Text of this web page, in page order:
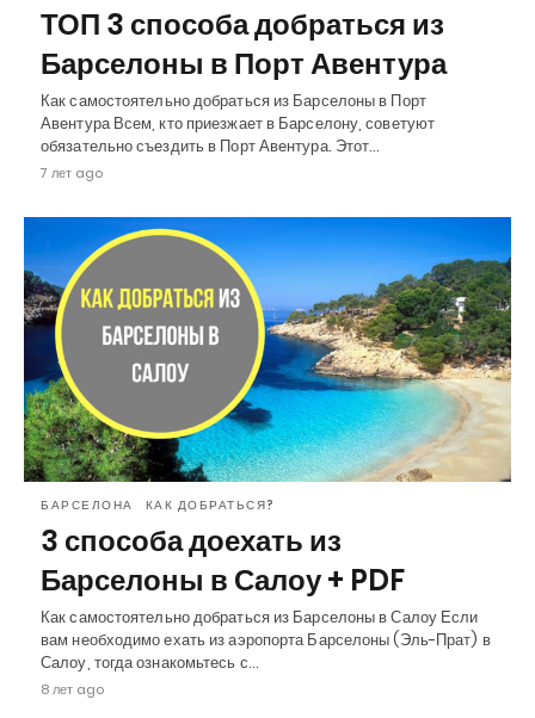
ТОП 3 способа добраться из
Барселоны в Порт Авентура
Как самостоятельно добраться из Барселоны в Порт
Авентура Всем, кто приезжает в Барселону, советуют
обязательно съездить в Порт Авентура. Этот…
7 лет ago
БАРСЕЛОНА КАК ДОБРАТЬСЯ?
3 способа доехать из
Барселоны в Салоу + PDF
Как самостоятельно добраться из Барселоны в Салоу Если
вам необходимо ехать из аэропорта Барселоны (Эль-Прат) в
Салоу, тогда ознакомьтесь с…
8 лет ago